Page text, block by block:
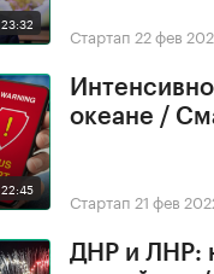
23:32 Стартап 22 фев
22:45
океане /
Стартап 21 фев
ДНР и ЛНР: